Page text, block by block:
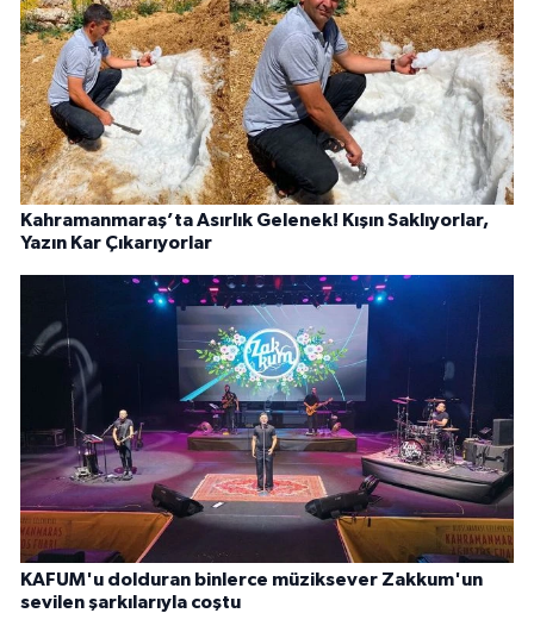
Kahramanmaraş’ta Asırlık Gelenek! Kışın Saklıyorlar,
Yazın Kar Çıkarıyorlar
KAFUM'u dolduran binlerce müziksever Zakkum'un
sevilen şarkılarıyla coştu